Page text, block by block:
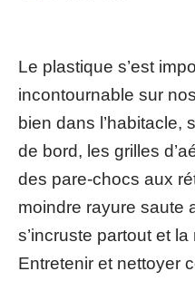
Le plastique s’est
incontournable sur
bien dans l’habitacle,
de bord, les grilles
des pare-chocs aux
moindre rayure saute
s’incruste partout et
Entretenir et nettoyer